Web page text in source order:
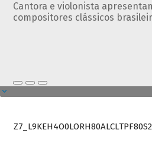
Cantora e violonista
compositores clássicos